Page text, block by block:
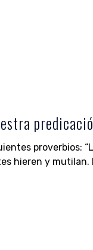
proverbios:
hieren y mutilan.